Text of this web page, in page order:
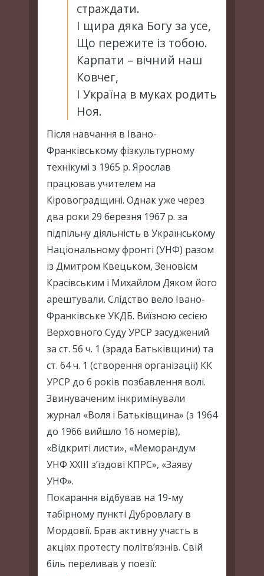
страждати.
І щира дяка Богу за усе,
Що пережите із тобою.
Карпати – вічний наш
Ковчег,
І Україна в муках родить
Ноя.
Після навчання в Івано-
Франківському фізкультурному
технікумі з 1965 р. Ярослав
працював учителем на
Кіровоградщині. Однак уже через
два роки 29 березня 1967 р. за
підпільну діяльність в Українському
Національному фронті (УНФ) разом
із Дмитром Квецьком, Зеновієм
Красівським і Михайлом Дяком його
арештували. Слідство вело Івано-
Франківське УКДБ. Виїзною сесією
Верховного Суду УРСР засуджений
за ст. 56 ч. 1 (зрада Батьківщини) та
ст. 64 ч. 1 (створення організації) КК
УРСР до 6 років позбавлення волі.
Звинуваченим інкримінували
журнал «Воля і Батьківщина» (з 1964
до 1966 вийшло 16 номерів),
«Відкриті листи», «Меморандум
УНФ XXIII з’їздові КПРС», «Заяву
УНФ».
Покарання відбував на 19-му
табірному пункті Дубровлагу в
Мордовії. Брав активну участь в
акціях протесту політв’язнів. Свій
біль переливав у поезії: